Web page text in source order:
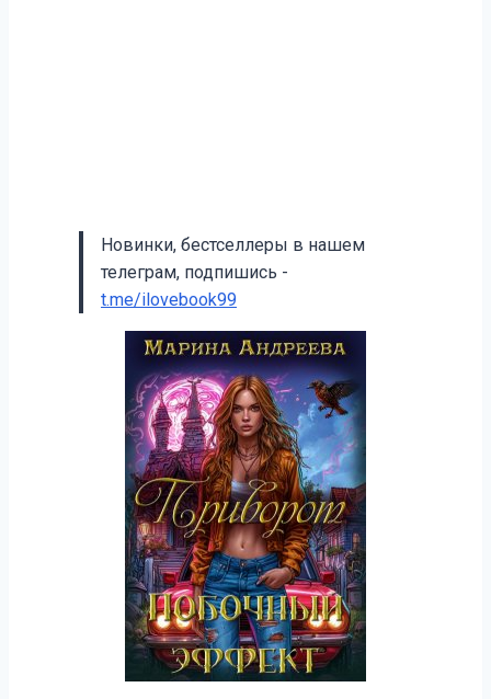
Новинки, бестселлеры в нашем
телеграм, подпишись -
t.me/ilovebook99